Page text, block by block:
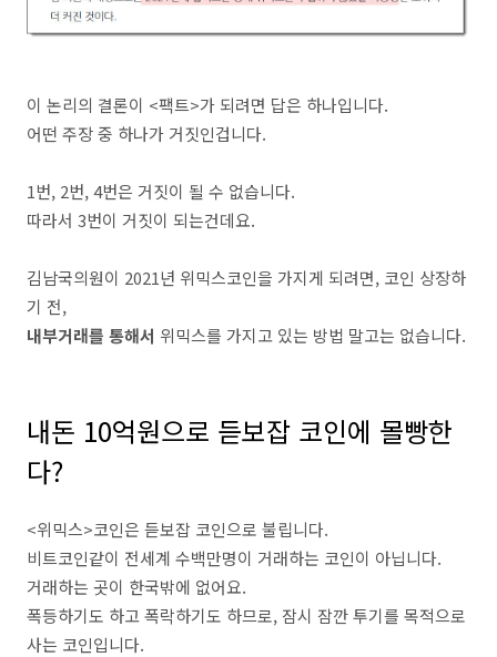
이 논리의 결론이 <팩트>가 되려면 답은 하나입니다.
어떤 주장 중 하나가 거짓인겁니다.
1번, 2번, 4번은 거짓이 될 수 없습니다.
따라서 3번이 거짓이 되는건데요.
김남국의원이 2021년 위믹스코인을 가지게 되려면, 코인 상장하
기 전,
내부거래를 통해서 위믹스를 가지고 있는 방법 말고는 없습니다.
내돈 10억원으로 듣보잡 코인에 몰빵한
다?
<위믹스>코인은 듣보잡 코인으로 불립니다.
비트코인같이 전세계 수백만명이 거래하는 코인이 아닙니다.
거래하는 곳이 한국밖에 없어요.
폭등하기도 하고 폭락하기도 하므로, 잠시 잠깐 투기를 목적으로
사는 코인입니다.